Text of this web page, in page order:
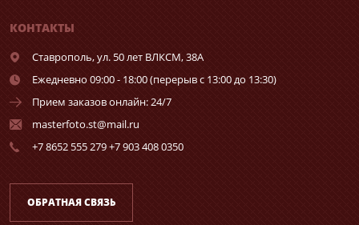
КОНТАКТЫ
Ставрополь,ул. 50 лет ВЛКСМ, 38А
Ежедневно 09:00 - 18:00 (перерыв с 13:00 до 13:30)
Прием заказов онлайн: 24/7
masterfoto.st@mail.ru
+7 8652 555 279 +7 903 408 0350
ОБРАТНАЯ СВЯЗЬ